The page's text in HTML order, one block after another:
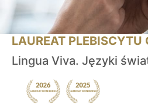
LAUREAT PLEBISCYTU
Lingua Viva. Języki